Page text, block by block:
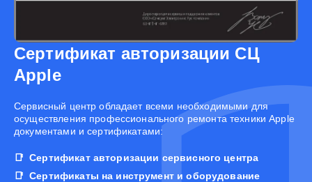
Сертификат авторизации СЦ
Apple
Cервисный центр обладает всеми необходимыми для
осуществления профессионального ремонта техники Apple
документами и сертификатами:
Сертификат авторизации сервисного центра
Сертификаты на инструмент и оборудование